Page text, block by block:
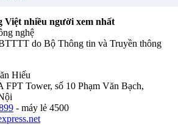
Việt nhiều người xem nhất
nghệ
do Bộ Thông tin và Truyền thông
Hiếu
FPT Tower, số 10 Phạm Văn Bạch,
- máy lẻ 4500